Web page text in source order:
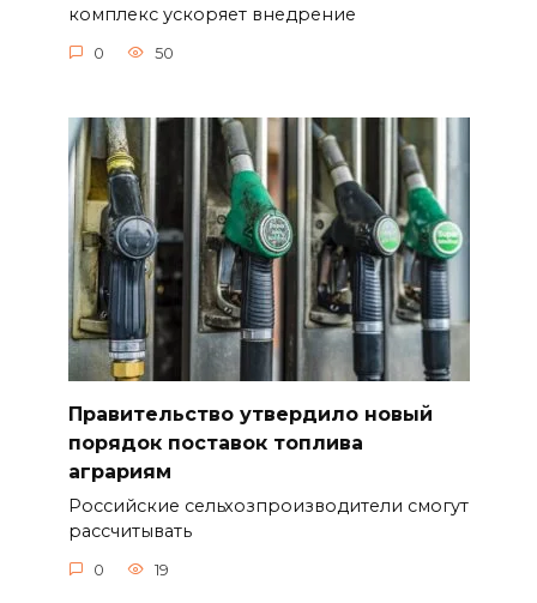
комплекс ускоряет внедрение
0 50
Правительство утвердило новый
порядок поставок топлива
аграриям
Российские сельхозпроизводители смогут
рассчитывать
0 19